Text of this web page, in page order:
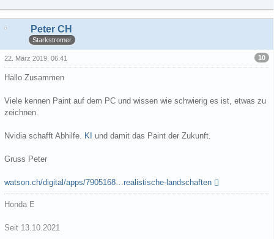
Peter CH
Starkstromer
10
22. März 2019, 06:41
Hallo Zusammen
Viele kennen Paint auf dem PC und wissen wie schwierig es ist, etwas zu
zeichnen.
Nvidia schafft Abhilfe. KI und damit das Paint der Zukunft.
Gruss Peter
watson.ch/digital/apps/7905168…realistische-landschaften
Honda E
Seit 13.10.2021